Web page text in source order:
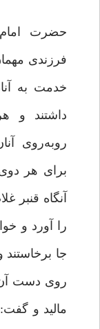
حضرت
فرزندى
خدمت به
داشتند و
روبه‌روى
براى هر دوی
آنگاه
را آورد و
جا برخاستند
روى دست آن
مالید و